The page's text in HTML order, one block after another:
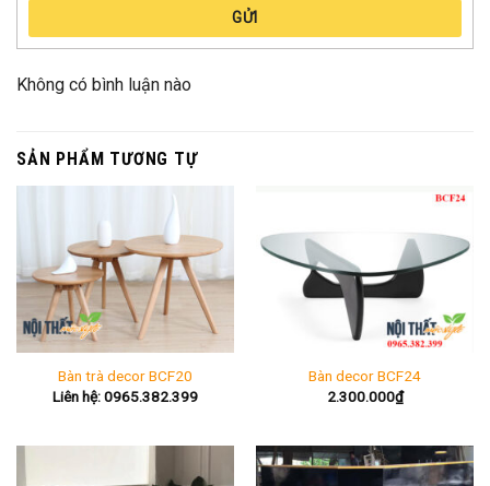
GỬI
Không có bình luận nào
SẢN PHẨM TƯƠNG TỰ
Bàn trà decor BCF20
Liên hệ: 0965.382.399
Bàn decor BCF24
2.300.000₫